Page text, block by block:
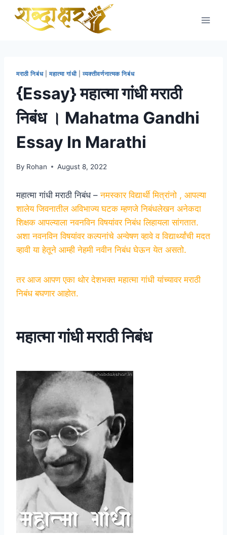
मराठी निबंध| महात्मा गांधी| व्यक्तीवर्णनात्मक निबंध
{Essay} महात्मा गांधी मराठी
निबंध । Mahatma Gandhi
Essay In Marathi
By Rohan August 8, 2022
महात्मा गांधी मराठी निबंध –नमस्कार विद्यार्थी मित्रांनो , आपल्या
शालेय जिवनातील अविभाज्य घटक म्हणजे निबंधलेखन अनेकदा
शिक्षक आपल्याला नवनविन विषयांवर निबंध लिहायला सांगतात.
अशा नवनविन विषयांवर कल्पनांचे अन्वेषण व्हावे व विद्यार्थ्यांची मदत
व्हावी या हेतूने आम्ही नेहमी नवीन निबंध घेऊन येत असतो.
तर आज आपण एका थोर देशभक्त महात्मा गांधी यांच्यावर मराठी
निबंध बघणार आहोत.
महात्मा गांधी मराठी निबंध